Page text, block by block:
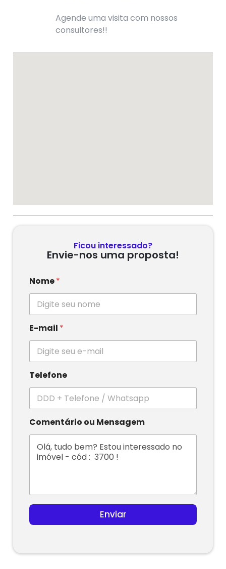
Agende uma visita com nossos
consultores!!
Ficou interessado?
Envie-nos uma proposta!
Nome*
E-mail *
Telefone
Comentário ou Mensagem
Enviar